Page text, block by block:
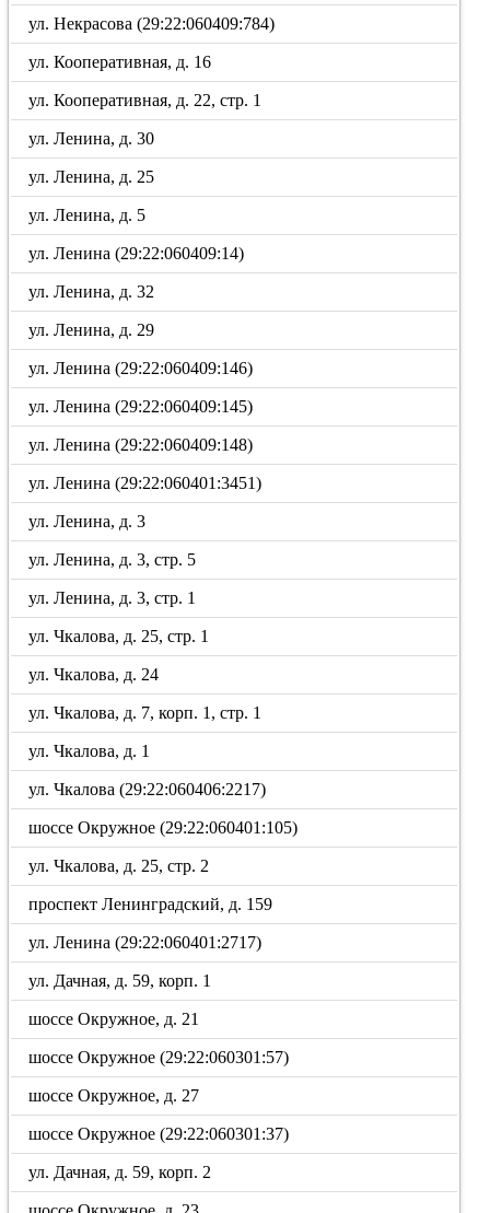
ул. Некрасова (29:22:060409:784)
ул. Кооперативная, д. 16
ул. Кооперативная, д. 22, стр. 1
ул. Ленина, д. 30
ул. Ленина, д. 25
ул. Ленина, д. 5
ул. Ленина (29:22:060409:14)
ул. Ленина, д. 32
ул. Ленина, д. 29
ул. Ленина (29:22:060409:146)
ул. Ленина (29:22:060409:145)
ул. Ленина (29:22:060409:148)
ул. Ленина (29:22:060401:3451)
ул. Ленина, д. 3
ул. Ленина, д. 3, стр. 5
ул. Ленина, д. 3, стр. 1
ул. Чкалова, д. 25, стр. 1
ул. Чкалова, д. 24
ул. Чкалова, д. 7, корп. 1, стр. 1
ул. Чкалова, д. 1
ул. Чкалова (29:22:060406:2217)
шоссе Окружное (29:22:060401:105)
ул. Чкалова, д. 25, стр. 2
проспект Ленинградский, д. 159
ул. Ленина (29:22:060401:2717)
ул. Дачная, д. 59, корп. 1
шоссе Окружное, д. 21
шоссе Окружное (29:22:060301:57)
шоссе Окружное, д. 27
шоссе Окружное (29:22:060301:37)
ул. Дачная, д. 59, корп. 2